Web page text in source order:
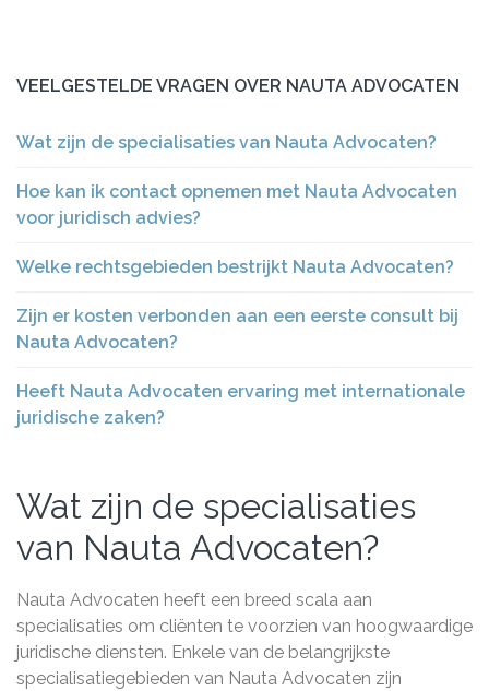
VEELGESTELDE VRAGEN OVER NAUTA ADVOCATEN
Wat zijn de specialisaties van Nauta Advocaten?
Hoe kan ik contact opnemen met Nauta Advocaten
voor juridisch advies?
Welke rechtsgebieden bestrijkt Nauta Advocaten?
Zijn er kosten verbonden aan een eerste consult bij
Nauta Advocaten?
Heeft Nauta Advocaten ervaring met internationale
juridische zaken?
Wat zijn de specialisaties
van Nauta Advocaten?
Nauta Advocaten heeft een breed scala aan
specialisaties om cliënten te voorzien van hoogwaardige
juridische diensten. Enkele van de belangrijkste
specialisatiegebieden van Nauta Advocaten zijn